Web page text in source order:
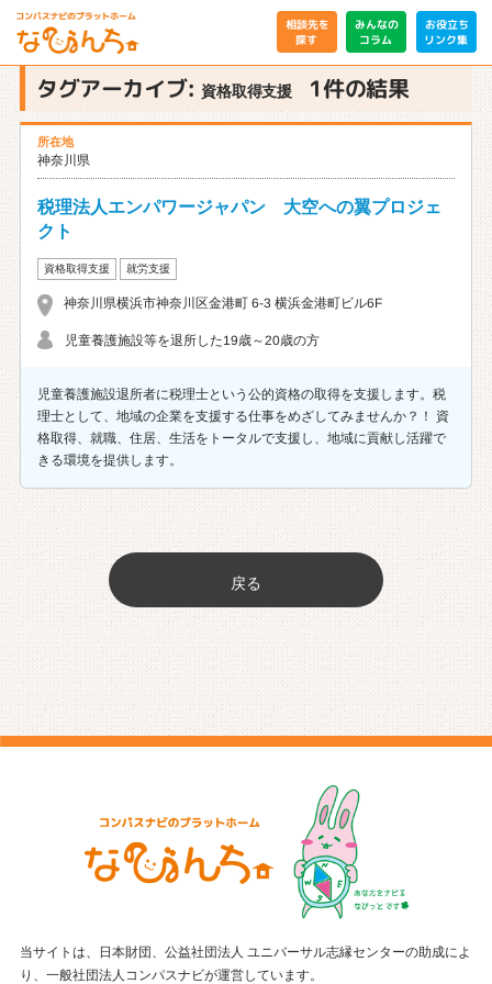
相談先を
探す
みんなの
コラム
お役立ち
リンク集
タグアーカイブ: 資格取得支援 1件の結果
所在地
神奈川県
税理法人エンパワージャパン 大空への翼プロジェ
クト
資格取得支援 就労支援
神奈川県横浜市神奈川区金港町 6-3 横浜金港町ビル6F
児童養護施設等を退所した19歳～20歳の方
児童養護施設退所者に税理士という公的資格の取得を支援します。税
理士として、地域の企業を支援する仕事をめざしてみませんか？！ 資
格取得、就職、住居、生活をトータルで支援し、地域に貢献し活躍で
きる環境を提供します。
戻る
当サイトは、日本財団、公益社団法人 ユニバーサル志縁センターの助成によ
り、一般社団法人コンパスナビが運営しています。